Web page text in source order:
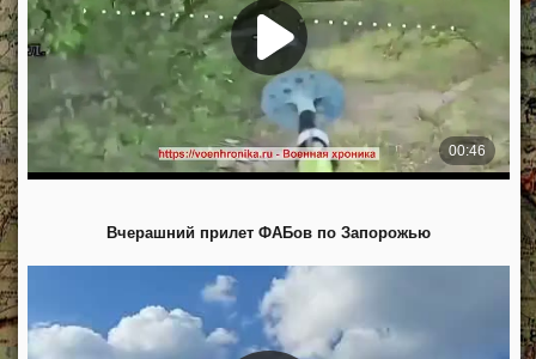
Вчерашний прилет ФАБов по Запорожью